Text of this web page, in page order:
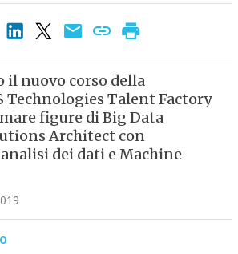
il nuovo corso della
Technologies Talent Factory
figure di Big Data
Architect con
dei dati e Machine